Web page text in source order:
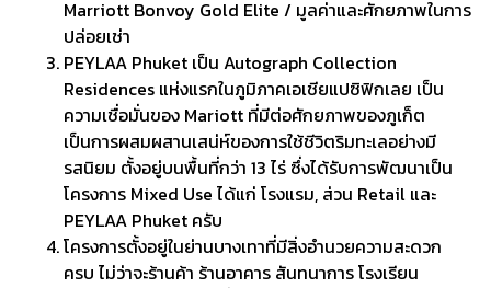
Marriott Bonvoy Gold Elite / มูลค่าและศักยภาพในการ
ปล่อยเช่า
PEYLAA Phuket เป็น Autograph Collection
Residences แห่งแรกในภูมิภาคเอเชียแปซิฟิกเลย เป็น
ความเชื่อมั่นของ Mariott ที่มีต่อศักยภาพของภูเก็ต
เป็นการผสมผสานเสน่ห์ของการใช้ชีวิตริมทะเลอย่างมี
รสนิยม ตั้งอยู่บนพื้นที่กว่า 13 ไร่ ซึ่งได้รับการพัฒนาเป็น
โครงการ Mixed Use ได้แก่ โรงแรม, ส่วน Retail และ
PEYLAA Phuket ครับ
โครงการตั้งอยู่ในย่านบางเทาที่มีสิ่งอำนวยความสะดวก
ครบ ไม่ว่าจะร้านค้า ร้านอาคาร สันทนาการ โรงเรียน